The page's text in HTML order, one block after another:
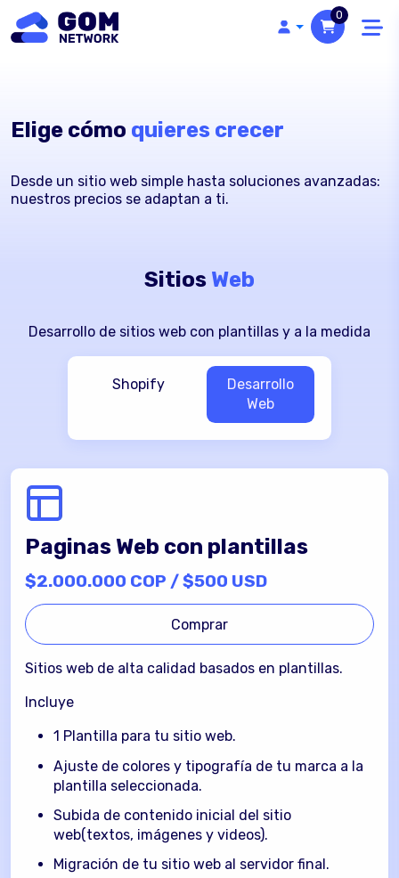
0
Elige cómo quieres crecer
Desde un sitio web simple hasta soluciones avanzadas:
nuestros precios se adaptan a ti.
Sitios Web
Desarrollo de sitios web con plantillas y a la medida
Shopify
Desarrollo
Web
Shopify con plantillas
$2.500.000 COP / $625 USD*
Comprar
Tu tienda en línea lista para vender.
Sitios web de alta calidad basados en plantillas.
Incluye
1 Plantilla para tu tienda Shopify.
plantilla seleccionada.
Subida de contenido inicial del sitio
web(textos, imágenes y videos).
Paginas Web con plantillas
$2.000.000 COP / $500 USD
Comprar
Sitios web de alta calidad basados en plantillas.
Incluye
1 Plantilla para tu sitio web.
Ajuste de colores y tipografía de tu marca a la
plantilla seleccionada.
Subida de contenido inicial del sitio
web(textos, imágenes y videos).
Migración de tu sitio web al servidor final.